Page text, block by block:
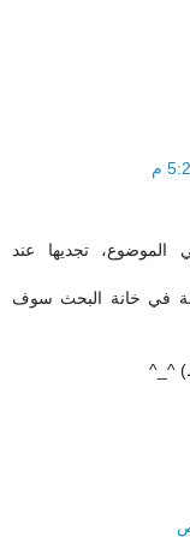
تجديها عند
في خانة البحث سوف
^_^